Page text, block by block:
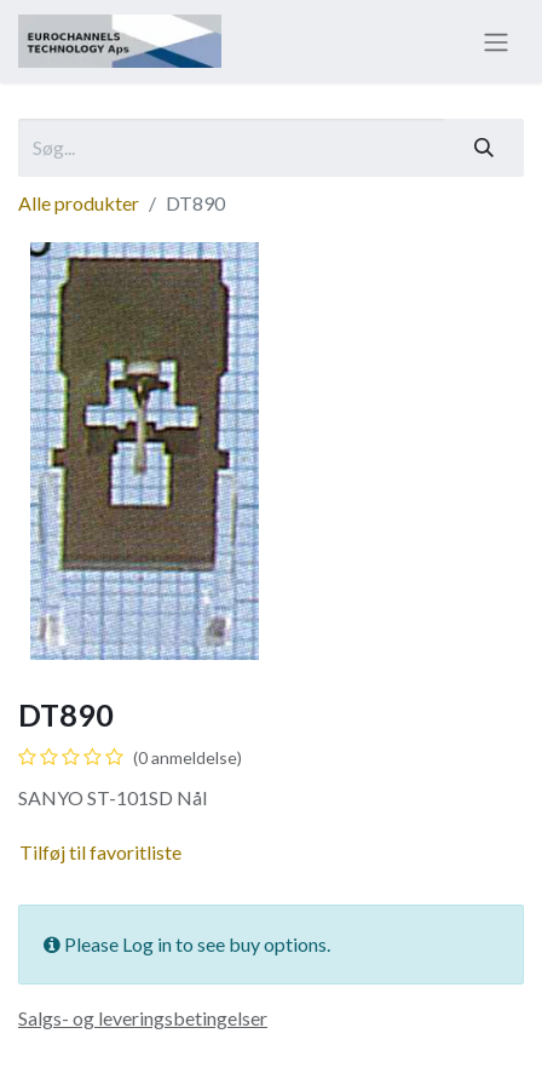
Alle produkter DT890
DT890
(0 anmeldelse)
SANYO ST-101SD Nål
Tilføj til favoritliste
Please Log in to see buy options.
Salgs- og leveringsbetingelser